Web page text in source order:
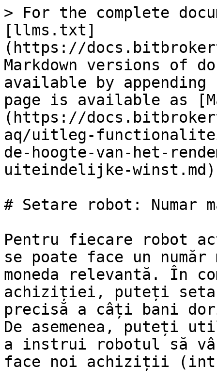
> For the complete
[llms.txt]
(https://
Markdown versions of
available by
page is available as
(https://
aq/uitleg-
de-hoogte-van-het-
uiteindelijke-
# Setare robot: Numar
Pentru fiecare robot
se poate face un
moneda relevantă. În
achiziției, puteți
precisă a câți bani
De asemenea, puteți
a instrui robotul să